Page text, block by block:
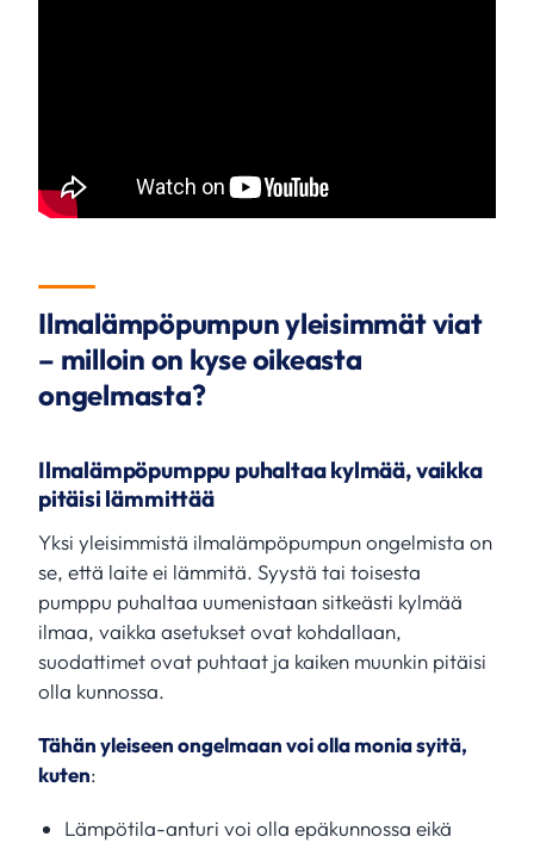
Ilmalämpöpumpun yleisimmät viat
– milloin on kyse oikeasta
ongelmasta?
Ilmalämpöpumppu puhaltaa kylmää, vaikka
pitäisi lämmittää
Yksi yleisimmistä ilmalämpöpumpun ongelmista on
se, että laite ei lämmitä. Syystä tai toisesta
pumppu puhaltaa uumenistaan sitkeästi kylmää
ilmaa, vaikka asetukset ovat kohdallaan,
suodattimet ovat puhtaat ja kaiken muunkin pitäisi
olla kunnossa.
Tähän yleiseen ongelmaan voi olla monia syitä,
kuten:
Lämpötila-anturi voi olla epäkunnossa eikä